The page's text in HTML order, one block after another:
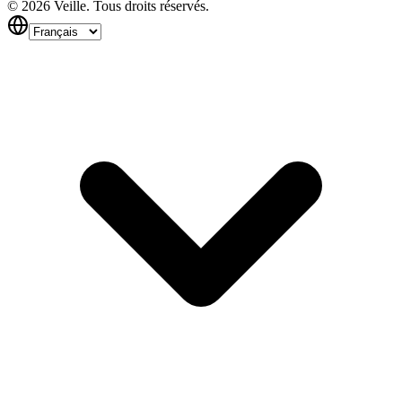
© 2026 Veille. Tous droits réservés.